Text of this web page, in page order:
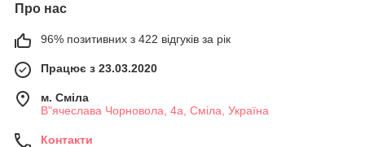
Про нас
96% позитивних з 422 відгуків за рік
Працює з 23.03.2020
м. Сміла
В"ячеслава Чорновола, 4а, Сміла, Україна
Контакти